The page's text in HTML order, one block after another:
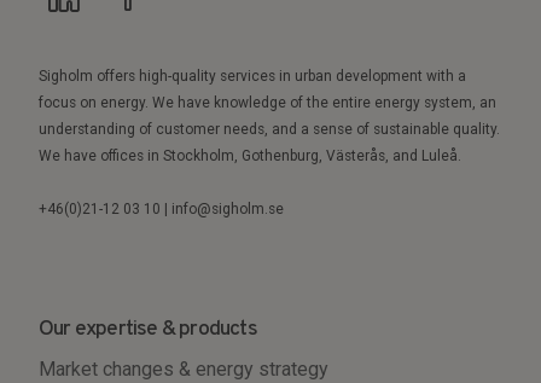
Sigholm offers high-quality services in urban development with a
focus on energy. We have knowledge of the entire energy system, an
understanding of customer needs, and a sense of sustainable quality.
We have offices in Stockholm, Gothenburg, Västerås, and Luleå.
+46(0)21-12 03 10 | info@sigholm.se
Our expertise & products
Market changes & energy strategy